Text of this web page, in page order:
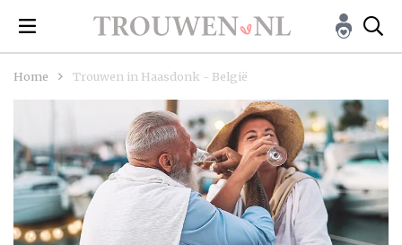
Home Trouwen in Haasdonk - België